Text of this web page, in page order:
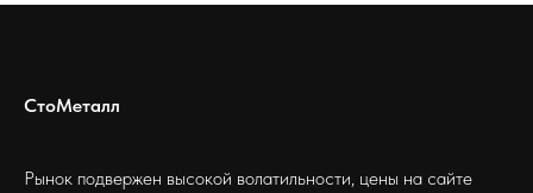
СтоМеталл
Рынок подвержен высокой волатильности, цены на сайте